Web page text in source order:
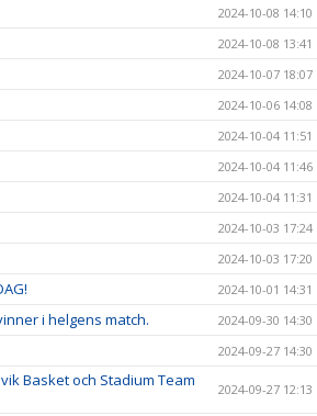
2024-10-08 14:10
2024-10-08 13:41
2024-10-07 18:07
2024-10-06 14:08
2024-10-04 11:51
2024-10-04 11:46
2024-10-04 11:31
2024-10-03 17:24
2024-10-03 17:20
2024-10-01 14:31
i helgens match. 2024-09-30 14:30
2024-09-27 14:30
Basket och Stadium Team
2024-09-27 12:13